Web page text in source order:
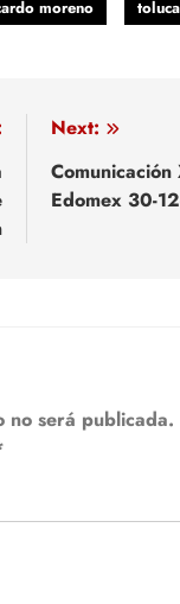
moreno toluca
Next:
Edomex 30-
no será publicada.